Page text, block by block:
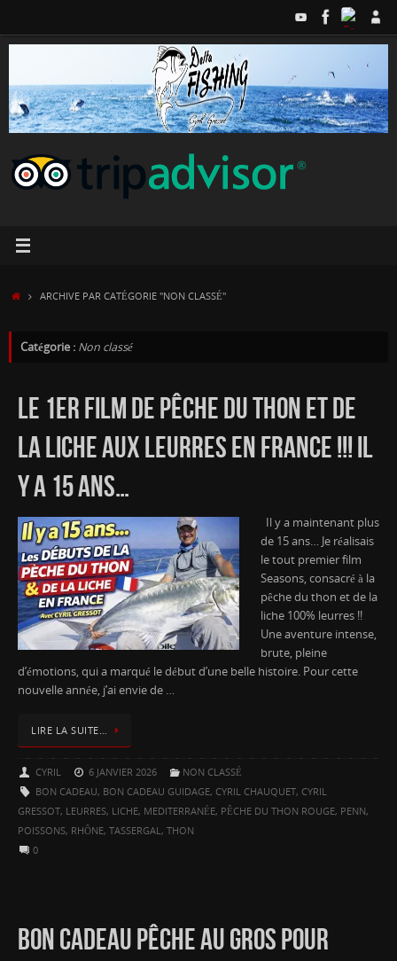
contenu
ACCUEIL
ARCHIVE PAR CATÉGORIE "NON CLASSÉ"
Catégorie : Non classé
LE 1ER FILM DE PÊCHE DU THON ET DE
LA LICHE AUX LEURRES EN FRANCE !!! IL
Y A 15 ANS…
Il y a maintenant plus
de 15 ans… Je réalisais
le tout premier film
Seasons, consacré à la
pêche du thon et de la
liche 100% leurres !!
Une aventure intense,
brute, pleine
d’émotions, qui a marqué le début d’une belle histoire. Pour cette
nouvelle année, j’ai envie de …
LIRE LA SUITE…
CYRIL 6 JANVIER 2026
NON CLASSÉ
BON CADEAU, BON CADEAU GUIDAGE, CYRIL CHAUQUET, CYRIL
GRESSOT, LEURRES, LICHE, MEDITERRANÉE, PÊCHE DU THON ROUGE, PENN,
POISSONS, RHÔNE, TASSERGAL, THON
0
BON CADEAU PÊCHE AU GROS POUR